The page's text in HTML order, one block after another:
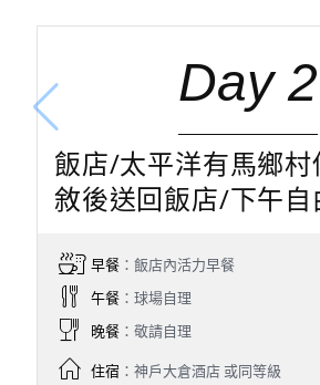
Day 2
飯店/太平洋有馬鄉
敘後送回飯店/下午自
早餐：飯店內活力早餐
午餐：球場自理
晚餐：敬請自理
住宿：神戶大倉酒店 或同等級